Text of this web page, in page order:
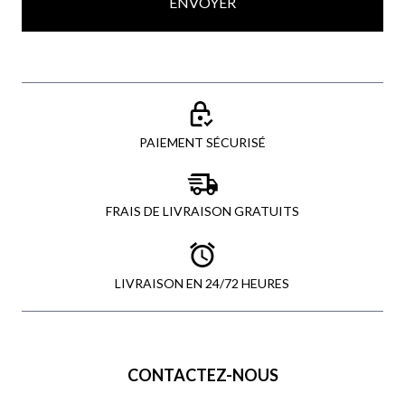
PAIEMENT SÉCURISÉ
FRAIS DE LIVRAISON GRATUITS
LIVRAISON EN 24/72 HEURES
CONTACTEZ-NOUS